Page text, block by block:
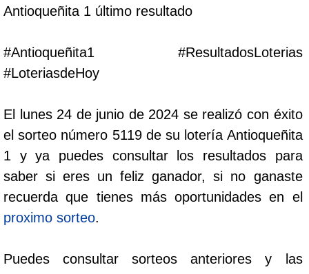
Cafeterito Noche
Caribeña Día
Chontico Día
Chontico Noche
Culona día
Culona noche
Antioqueñita 1 último resultado
#Antioqueñita1 #ResultadosLoterias
#LoteriasdeHoy
El lunes 24 de junio de 2024 se realizó con éxito
el sorteo número 5119 de su lotería Antioqueñita
1 y ya puedes consultar los resultados para
saber si eres un feliz ganador, si no ganaste
recuerda que tienes más oportunidades en el
proximo sorteo.
Puedes consultar sorteos anteriores y las